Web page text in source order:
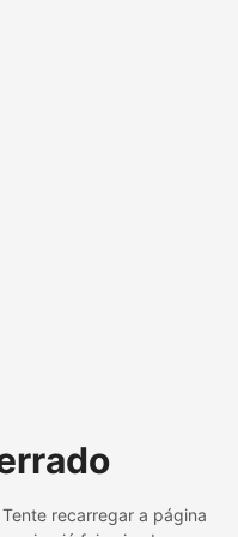
recarregar a página